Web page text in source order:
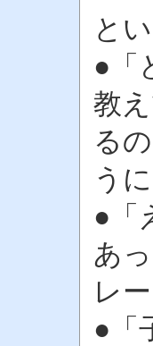
と
●「
教
る
う
●「
あ
レ
●「